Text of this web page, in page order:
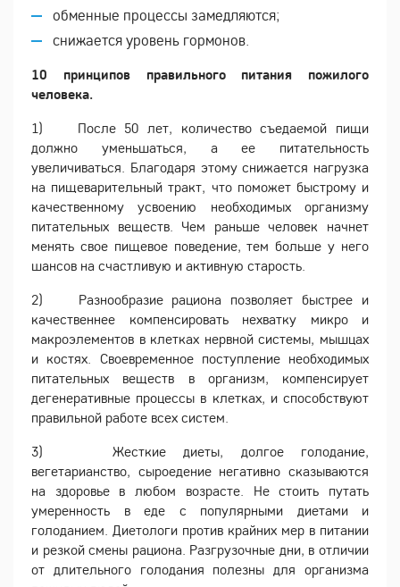
обменные процессы замедляются;
снижается уровень гормонов.
10 принципов правильного питания пожилого
человека.
1) После 50 лет, количество съедаемой пищи
должно уменьшаться, а ее питательность
увеличиваться. Благодаря этому снижается нагрузка
на пищеварительный тракт, что поможет быстрому и
качественному усвоению необходимых организму
питательных веществ. Чем раньше человек начнет
менять свое пищевое поведение, тем больше у него
шансов на счастливую и активную старость.
2) Разнообразие рациона позволяет быстрее и
качественнее компенсировать нехватку микро и
макроэлементов в клетках нервной системы, мышцах
и костях. Своевременное поступление необходимых
питательных веществ в организм, компенсирует
дегенеративные процессы в клетках, и способствуют
правильной работе всех систем.
3) Жесткие диеты, долгое голодание,
вегетарианство, сыроедение негативно сказываются
на здоровье в любом возрасте. Не стоить путать
умеренность в еде с популярными диетами и
голоданием. Диетологи против крайних мер в питании
и резкой смены рациона. Разгрузочные дни, в отличии
от длительного голодания полезны для организма